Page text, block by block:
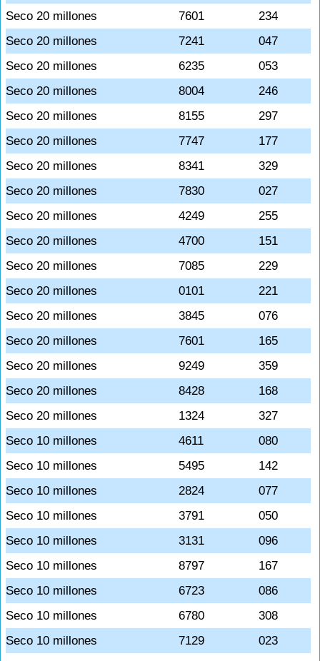
Seco 20 millones
7601
234
Seco 20 millones
7241
047
Seco 20 millones
6235
053
Seco 20 millones
8004
246
Seco 20 millones
8155
297
Seco 20 millones
7747
177
Seco 20 millones
8341
329
Seco 20 millones
7830
027
Seco 20 millones
4249
255
Seco 20 millones
4700
151
Seco 20 millones
7085
229
Seco 20 millones
0101
221
Seco 20 millones
3845
076
Seco 20 millones
7601
165
Seco 20 millones
9249
359
Seco 20 millones
8428
168
Seco 20 millones
1324
327
Seco 10 millones
4611
080
Seco 10 millones
5495
142
Seco 10 millones
2824
077
Seco 10 millones
3791
050
Seco 10 millones
3131
096
Seco 10 millones
8797
167
Seco 10 millones
6723
086
Seco 10 millones
6780
308
Seco 10 millones
7129
023